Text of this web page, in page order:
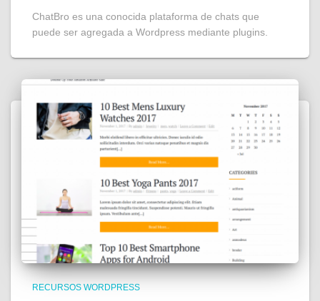
ChatBro es una conocida plataforma de chats que
puede ser agregada a Wordpress mediante plugins.
RECURSOS WORDPRESS